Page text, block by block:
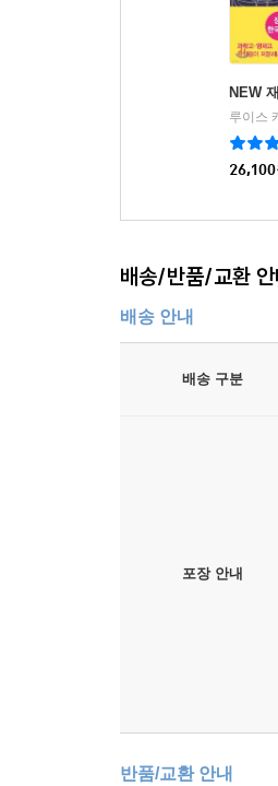
NEW
26,100
배송/반품/교환 안
배송 안내
배송 구분
포장 안내
반품/교환 안내